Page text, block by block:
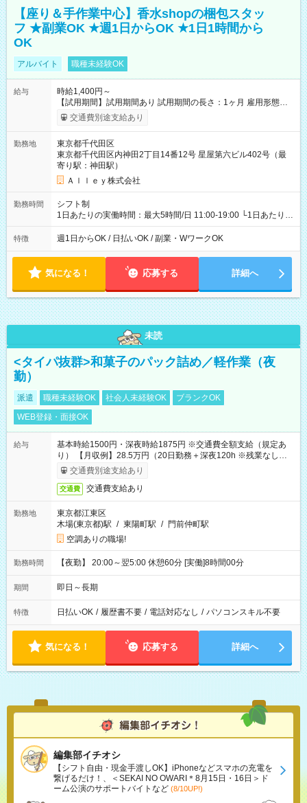
【座り＆手作業中心】香水shopの梱包スタッ
フ ★副業OK ★週1日からOK ★1日1時間から
OK
アルバイト 職種未経験OK
給与
時給1,400円～
【試用期間】試用期間あり 試用期間の長さ：1ヶ月 雇用形態、
給与は本採用時と同じです。
交通費別途支給あり
勤務地
東京都千代田区
東京都千代田区内神田2丁目14番12号 星屋第六ビル402号（最
寄り駅：神田駅）
Ａｌｌｅｙ株式会社
勤務時間
シフト制
1日あたりの実働時間：最大5時間/日 11:00-19:00 └1日あたりの
実働時間：1-5時間 └上記の時間帯内であれば、いつでも勤務可
能！ └平日・土曜日の中で、お好きな曜日でご勤務いただけま
18:00 などのように、自由な働き方が可能なお仕事です！
特徴 週1日からOK / 日払いOK / 副業・WワークOK
気になる！ 応募する 詳細へ
未読
<タイパ抜群>和菓子のパック詰め／軽作業（夜
勤）
派遣 職種未経験OK 社会人未経験OK
ブランクOK
WEB登録・面接OK
給与
基本時給1500円・深夜時給1875円 ※交通費全額支給（規定あ
り） 【月収例】28.5万円（20日勤務＋深夜120h ※残業なしの場
合）交通費別途支給あり
交通費 交通費支給あり
勤務地
東京都江東区
木場(東京都)駅 / 東陽町駅 / 門前仲町駅
空調ありの職場!
勤務時間 【夜勤】 20:00～翌5:00 休憩60分 [実働]8時間00分
期間 即日～長期
特徴 日払いOK / 履歴書不要 / 電話対応なし / パソコンスキル不要
気になる！ 応募する 詳細へ
編集部イチオシ
【シフト自由・現金手渡しOK】iPhoneなどスマホの充電を
繋げるだけ！、＜SEKAI NO OWARI＊8月15日・16日＞ド
ーム公演のサポートバイトなど (8/10UP!)